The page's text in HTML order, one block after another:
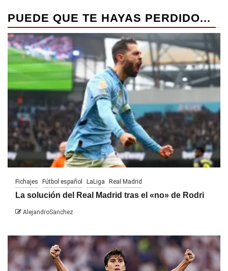
PUEDE QUE TE HAYAS PERDIDO...
Fichajes Fútbol español LaLiga Real Madrid
La solución del Real Madrid tras el «no» de Rodri
AlejandroSanchez